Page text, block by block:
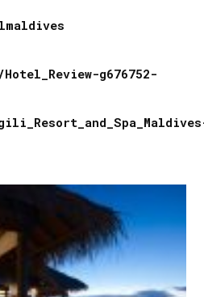
g676752-